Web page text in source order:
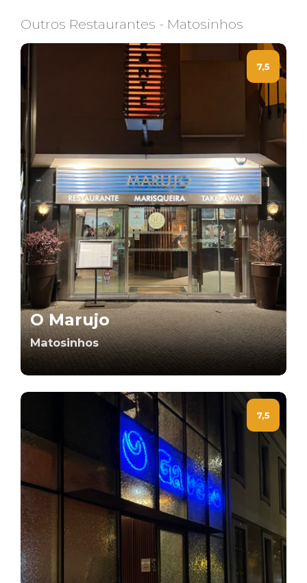
Outros Restaurantes - Matosinhos
7,5
O Marujo
Matosinhos
7,5